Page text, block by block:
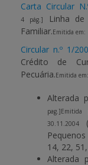
Carta Circular
4 pág.]
Linha
Familiar.Emitida em:
Circular n.º 1/
Crédito de
Pecuária.Emitida
Alterada
pag.]Emitida
30.11.2004
14, 22,
Alterada